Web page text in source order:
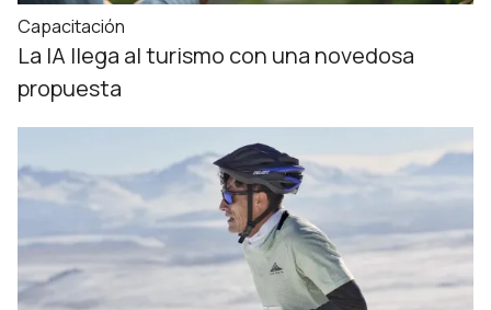
Capacitación
La IA llega al turismo con una novedosa
propuesta